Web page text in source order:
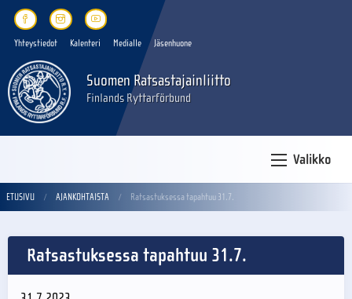
Yhteystiedot Kalenteri Medialle Jäsenhuone
Suomen Ratsastajainliitto
Finlands Ryttarförbund
Valikko
ETUSIVU AJANKOHTAISTA Ratsastuksessa tapahtuu 31.7.
Ratsastuksessa tapahtuu 31.7.